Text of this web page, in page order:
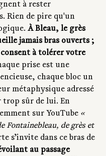
à rester
Rien de pire qu'un
À Bleau, le grès
jamais bras ouverts ;
à tolérer votre
prise est une
chaque bloc un
métaphysique adressé
trop sûr de lui. En
sur YouTube «
Fontainebleau, de grès et
s’invite dans ce bras de
au passage